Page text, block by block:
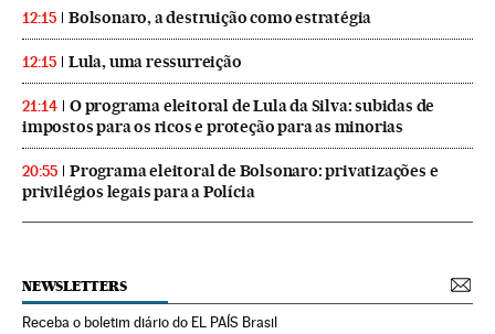
12:15 Bolsonaro, a destruição como estratégia
12:15 Lula, uma ressurreição
21:14
O programa eleitoral de Lula da Silva: subidas de
impostos para os ricos e proteção para as minorias
20:55
Programa eleitoral de Bolsonaro: privatizações e
privilégios legais para a Polícia
NEWSLETTERS
Receba o boletim diário do EL PAÍS Brasil